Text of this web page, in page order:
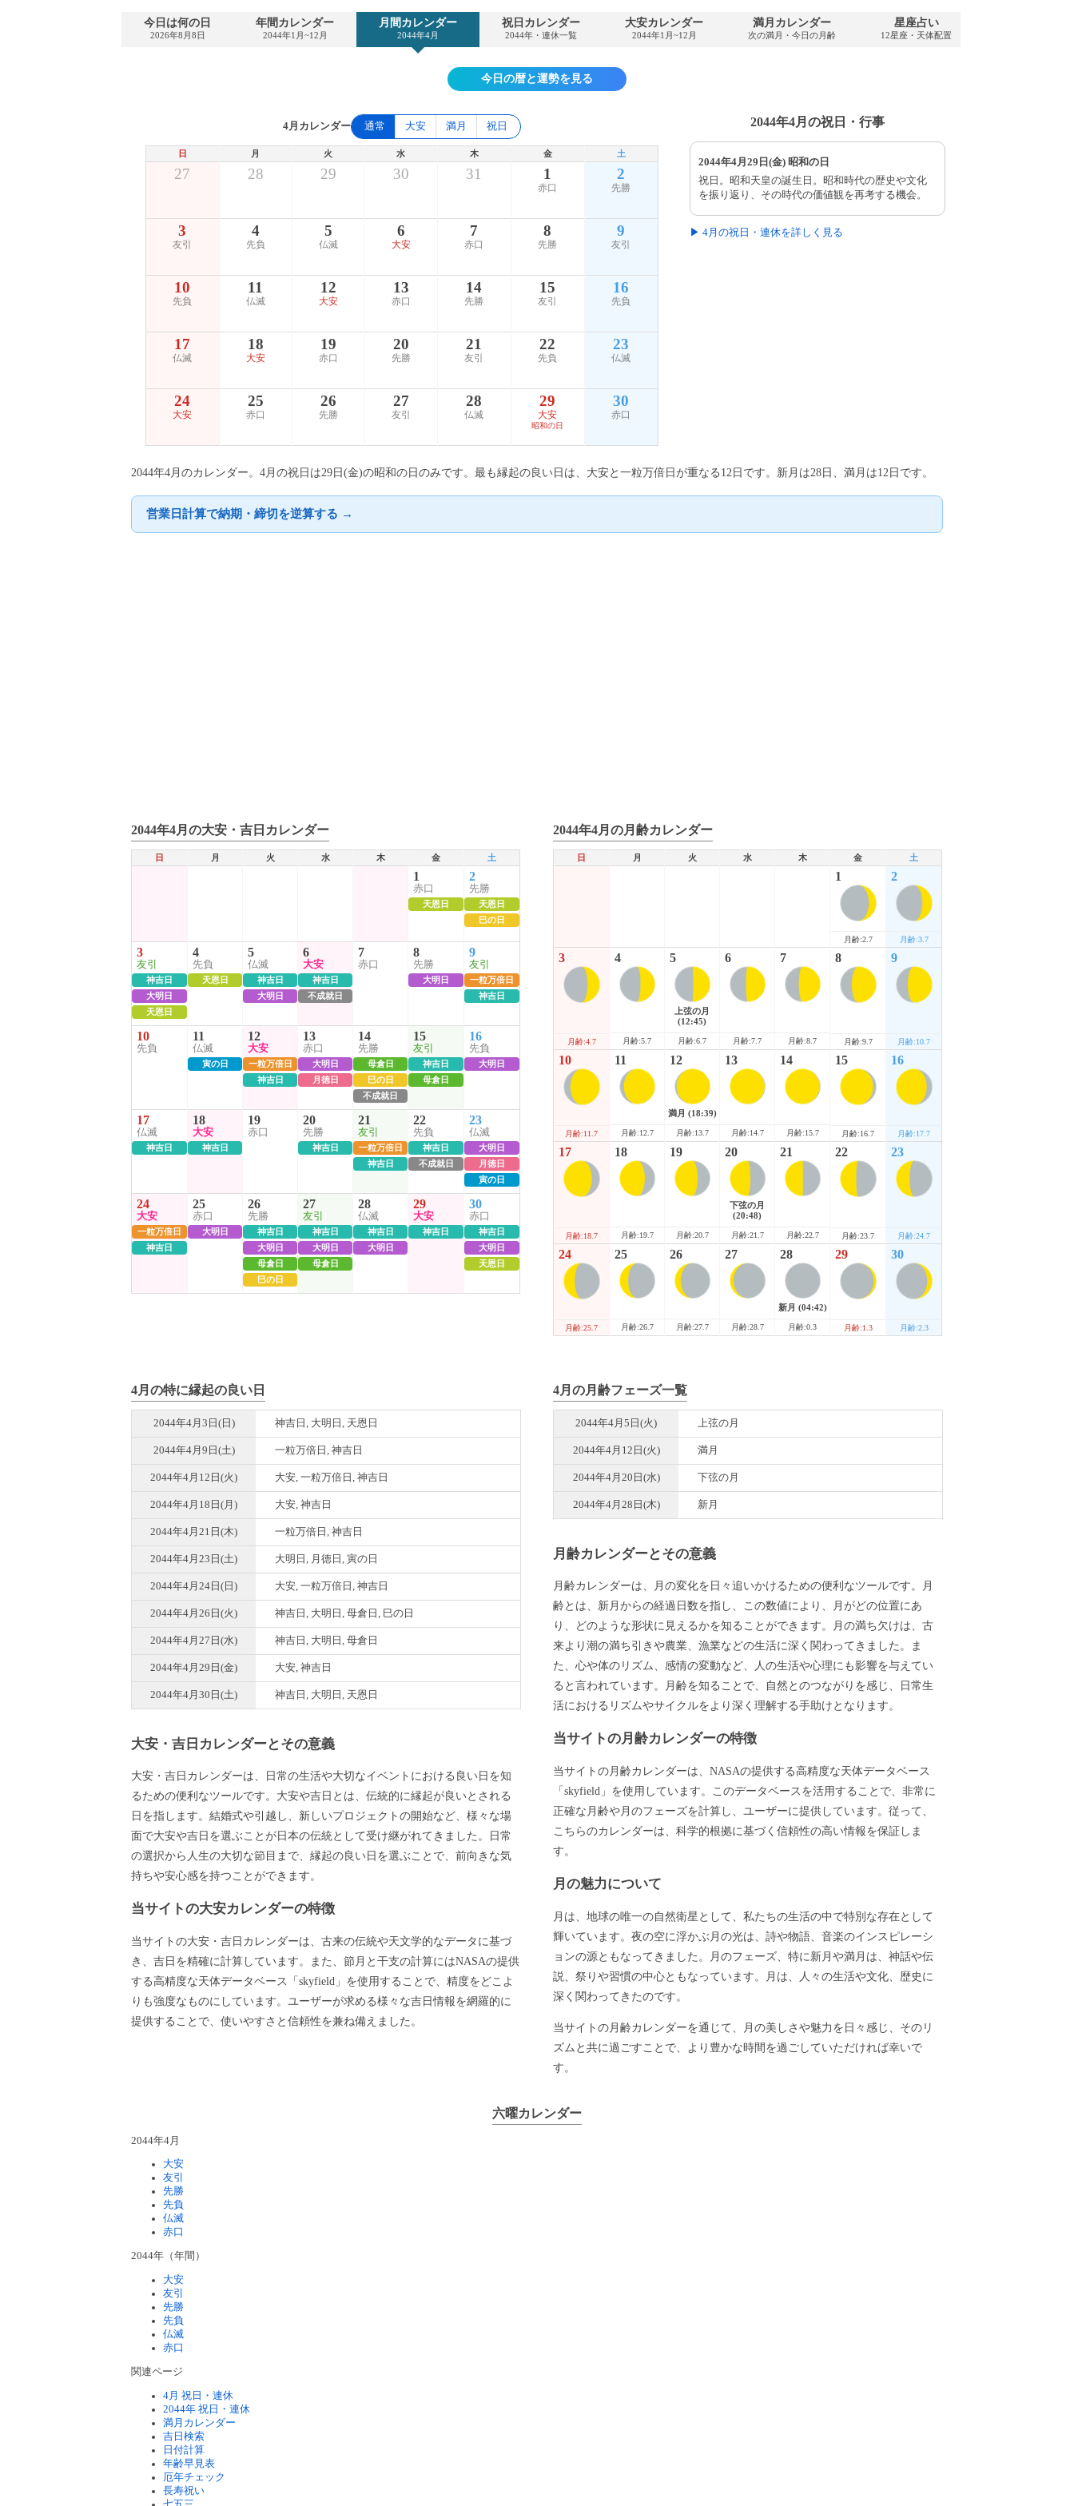
今日は何の日
2026年8月8日
年間カレンダー
2044年1月~12月
月間カレンダー
2044年4月
祝日カレンダー
2044年・連休一覧
大安カレンダー
2044年1月~12月
満月カレンダー
次の満月・今日の月齢
星座占い
12星座・天体配置
今日の暦と運勢を見る
4月カレンダー 通常 大安 満月 祝日
日 月 火 水 木 金 土
27 28 29 30 31 1
赤口
2
先勝
3
友引
4
先負
5
仏滅
6
大安
7
赤口
8
先勝
9
友引
10
先負
11
仏滅
12
大安
13
赤口
14
先勝
15
友引
16
先負
17
仏滅
18
大安
19
赤口
20
先勝
21
友引
22
先負
23
仏滅
24
大安
25
赤口
26
先勝
27
友引
28
仏滅
29
大安
昭和の日
30
赤口
2044年4月の祝日・行事
2044年4月29日(金) 昭和の日
祝日。昭和天皇の誕生日。昭和時代の歴史や文化
を振り返り、その時代の価値観を再考する機会。
▶ 4月の祝日・連休を詳しく見る
2044年4月のカレンダー。4月の祝日は29日(金)の昭和の日のみです。最も縁起の良い日は、大安と一粒万倍日が重なる12日です。新月は28日、満月は12日です。
営業日計算で納期・締切を逆算する →
2044年4月の大安・吉日カレンダー
日 月 火 水 木 金 土
1
赤口
天恩日
2
先勝
天恩日
巳の日
3
友引
神吉日
大明日
天恩日
4
先負
天恩日
5
仏滅
神吉日
大明日
6
大安
神吉日
不成就日
7
赤口
8
先勝
大明日
9
友引
一粒万倍日
神吉日
10
先負
11
仏滅
寅の日
12
大安
一粒万倍日
神吉日
13
赤口
大明日
月徳日
14
先勝
母倉日
巳の日
不成就日
15
友引
神吉日
母倉日
16
先負
大明日
17
仏滅
神吉日
18
大安
神吉日
19
赤口
20
先勝
神吉日
21
友引
一粒万倍日
神吉日
22
先負
神吉日
不成就日
23
仏滅
大明日
月徳日
寅の日
24
大安
一粒万倍日
神吉日
25
赤口
大明日
26
先勝
神吉日
大明日
母倉日
巳の日
27
友引
神吉日
大明日
母倉日
28
仏滅
神吉日
大明日
29
大安
神吉日
30
赤口
神吉日
大明日
天恩日
2044年4月の月齢カレンダー
日 月 火 水 木 金 土
1
月齢:2.7
2
月齢:3.7
3
月齢:4.7
4
月齢:5.7
5
上弦の月
(12:45)
月齢:6.7
6
月齢:7.7
7
月齢:8.7
8
月齢:9.7
9
月齢:10.7
10
月齢:11.7
11
月齢:12.7
12
満月 (18:39)
月齢:13.7
13
月齢:14.7
14
月齢:15.7
15
月齢:16.7
16
月齢:17.7
17
月齢:18.7
18
月齢:19.7
19
月齢:20.7
20
下弦の月
(20:48)
月齢:21.7
21
月齢:22.7
22
月齢:23.7
23
月齢:24.7
24
月齢:25.7
25
月齢:26.7
26
月齢:27.7
27
月齢:28.7
28
新月 (04:42)
月齢:0.3
29
月齢:1.3
30
月齢:2.3
4月の特に縁起の良い日
2044年4月3日(日) 神吉日, 大明日, 天恩日
2044年4月9日(土) 一粒万倍日, 神吉日
2044年4月12日(火) 大安, 一粒万倍日, 神吉日
2044年4月18日(月) 大安, 神吉日
2044年4月21日(木) 一粒万倍日, 神吉日
2044年4月23日(土) 大明日, 月徳日, 寅の日
2044年4月24日(日) 大安, 一粒万倍日, 神吉日
2044年4月26日(火) 神吉日, 大明日, 母倉日, 巳の日
2044年4月27日(水) 神吉日, 大明日, 母倉日
2044年4月29日(金) 大安, 神吉日
2044年4月30日(土) 神吉日, 大明日, 天恩日
大安・吉日カレンダーとその意義
大安・吉日カレンダーは、日常の生活や大切なイベントにおける良い日を知
るための便利なツールです。大安や吉日とは、伝統的に縁起が良いとされる
日を指します。結婚式や引越し、新しいプロジェクトの開始など、様々な場
面で大安や吉日を選ぶことが日本の伝統として受け継がれてきました。日常
の選択から人生の大切な節目まで、縁起の良い日を選ぶことで、前向きな気
持ちや安心感を持つことができます。
当サイトの大安カレンダーの特徴
当サイトの大安・吉日カレンダーは、古来の伝統や天文学的なデータに基づ
き、吉日を精確に計算しています。また、節月と干支の計算にはNASAの提供
する高精度な天体データベース「skyfield」を使用することで、精度をどこよ
りも強度なものにしています。ユーザーが求める様々な吉日情報を網羅的に
提供することで、使いやすさと信頼性を兼ね備えました。
4月の月齢フェーズ一覧
2044年4月5日(火) 上弦の月
2044年4月12日(火) 満月
2044年4月20日(水) 下弦の月
2044年4月28日(木) 新月
月齢カレンダーとその意義
月齢カレンダーは、月の変化を日々追いかけるための便利なツールです。月
齢とは、新月からの経過日数を指し、この数値により、月がどの位置にあ
り、どのような形状に見えるかを知ることができます。月の満ち欠けは、古
来より潮の満ち引きや農業、漁業などの生活に深く関わってきました。ま
た、心や体のリズム、感情の変動など、人の生活や心理にも影響を与えてい
ると言われています。月齢を知ることで、自然とのつながりを感じ、日常生
活におけるリズムやサイクルをより深く理解する手助けとなります。
当サイトの月齢カレンダーの特徴
当サイトの月齢カレンダーは、NASAの提供する高精度な天体データベース
「skyfield」を使用しています。このデータベースを活用することで、非常に
正確な月齢や月のフェーズを計算し、ユーザーに提供しています。従って、
こちらのカレンダーは、科学的根拠に基づく信頼性の高い情報を保証しま
す。
月の魅力について
月は、地球の唯一の自然衛星として、私たちの生活の中で特別な存在として
輝いています。夜の空に浮かぶ月の光は、詩や物語、音楽のインスピレーシ
ョンの源ともなってきました。月のフェーズ、特に新月や満月は、神話や伝
説、祭りや習慣の中心ともなっています。月は、人々の生活や文化、歴史に
深く関わってきたのです。
当サイトの月齢カレンダーを通じて、月の美しさや魅力を日々感じ、そのリ
ズムと共に過ごすことで、より豊かな時間を過ごしていただければ幸いで
す。
六曜カレンダー
2044年4月
大安
友引
先勝
先負
仏滅
赤口
2044年（年間）
大安
友引
先勝
先負
仏滅
赤口
関連ページ
4月 祝日・連休
2044年 祝日・連休
満月カレンダー
吉日検索
日付計算
年齢早見表
厄年チェック
長寿祝い